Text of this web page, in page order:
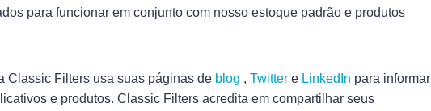
para funcionar em conjunto com nosso estoque padrão e produtos
Classic Filters usa suas páginas de blog , Twitter e LinkedIn para informar
e produtos. Classic Filters acredita em compartilhar seus